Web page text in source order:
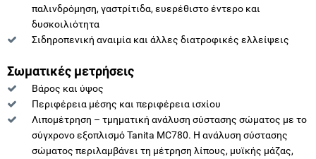
παλινδρόμηση, γαστρίτιδα, ευερέθιστο έντερο και
δυσκοιλιότητα
Σιδηροπενική αναιμία και άλλες διατροφικές ελλείψεις
Σωματικές μετρήσεις
Βάρος και ύψος
Περιφέρεια μέσης και περιφέρεια ισχίου
Λιπομέτρηση – τμηματική ανάλυση σύστασης σώματος με το
σύγχρονο εξοπλισμό Tanita MC780. Η ανάλυση σύστασης
σώματος περιλαμβάνει τη μέτρηση λίπους, μυϊκής μάζας,